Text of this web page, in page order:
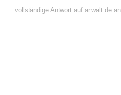
vollständige Antwort auf anwalt.de an